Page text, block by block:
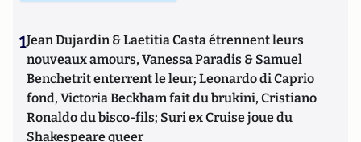
1Jean Dujardin & Laetitia Casta étrennent leurs
nouveaux amours, Vanessa Paradis & Samuel
Benchetrit enterrent le leur; Leonardo di Caprio
fond, Victoria Beckham fait du brukini, Cristiano
Ronaldo du bisco-fils; Suri ex Cruise joue du
Shakespeare queer